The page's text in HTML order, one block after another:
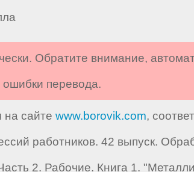
Обратите внимание,
ошибки перевода.
на сайте www.borovik.com,
работников. 42 выпуск.
2. Рабочие. Книга 1.